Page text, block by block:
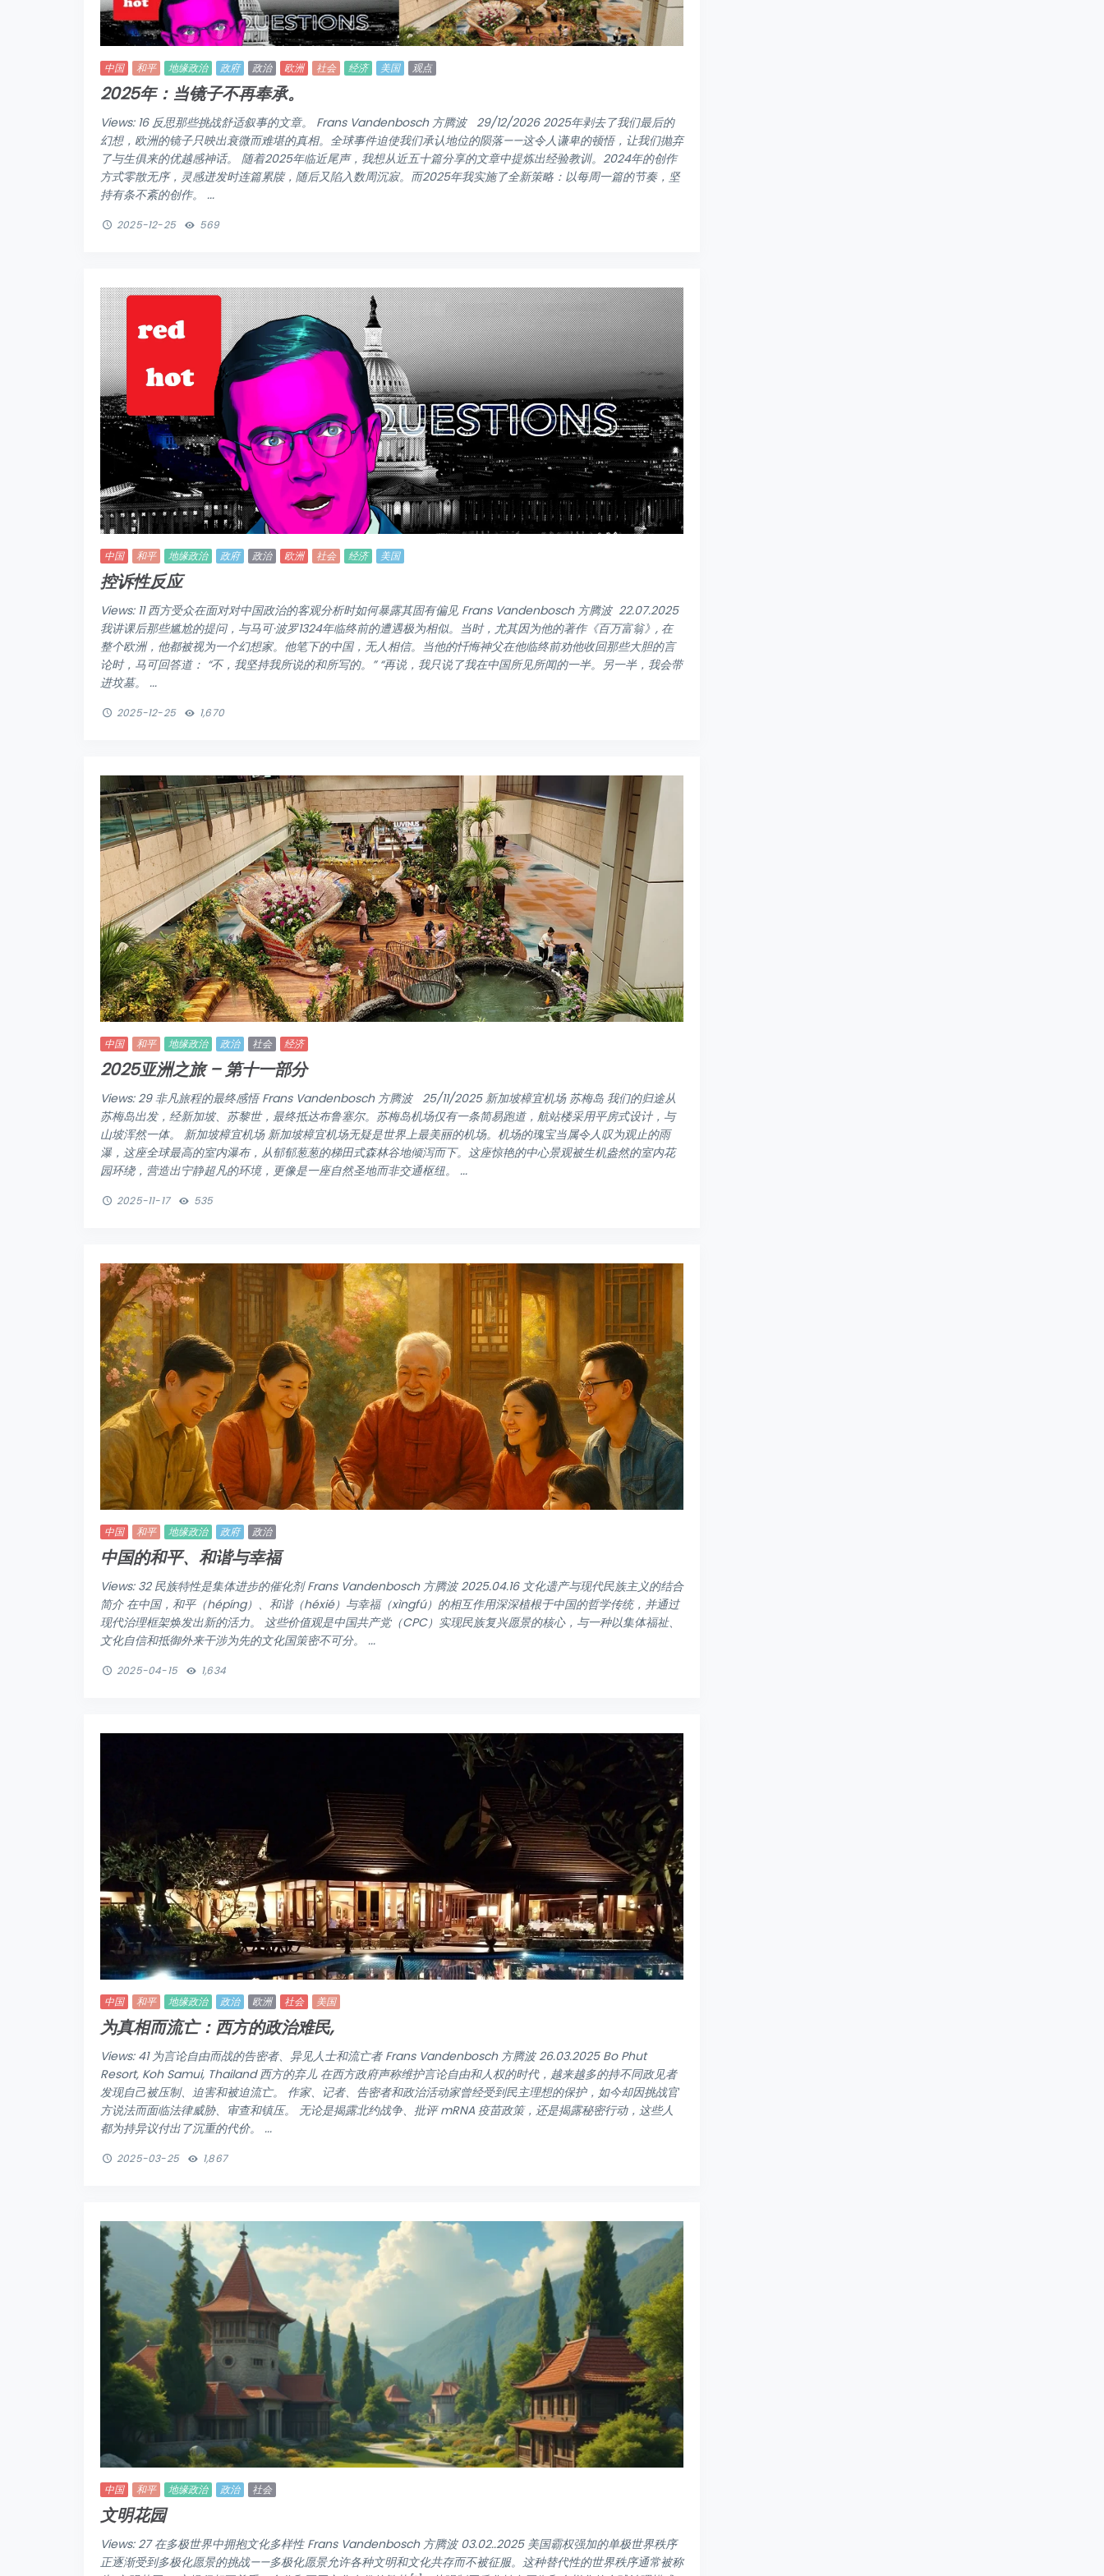
中国 和平 地缘政治 政府 政治 欧洲 社会 经济 美国 观点
2025年：当镜子不再奉承。
Views: 16 反思那些挑战舒适叙事的文章。 Frans Vandenbosch 方腾波 29/12/2026 2025年剥去了我们最后的
幻想，欧洲的镜子只映出衰微而难堪的真相。全球事件迫使我们承认地位的陨落——这令人谦卑的顿悟，让我们抛弃
了与生俱来的优越感神话。 随着2025年临近尾声，我想从近五十篇分享的文章中提炼出经验教训。2024年的创作
方式零散无序，灵感迸发时连篇累牍，随后又陷入数周沉寂。而2025年我实施了全新策略：以每周一篇的节奏，坚
持有条不紊的创作。 ...
2025-12-25 569
中国 和平 地缘政治 政府 政治 欧洲 社会 经济 美国
控诉性反应
Views: 11 西方受众在面对对中国政治的客观分析时如何暴露其固有偏见 Frans Vandenbosch 方腾波 22.07.2025
我讲课后那些尴尬的提问，与马可·波罗1324年临终前的遭遇极为相似。当时，尤其因为他的著作《百万富翁》, 在
整个欧洲，他都被视为一个幻想家。他笔下的中国，无人相信。当他的忏悔神父在他临终前劝他收回那些大胆的言
论时，马可回答道： “不，我坚持我所说的和所写的。” “再说，我只说了我在中国所见所闻的一半。另一半，我会带
进坟墓。 ...
2025-12-25 1,670
中国 和平 地缘政治 政治 社会 经济
2025亚洲之旅 – 第十一部分
Views: 29 非凡旅程的最终感悟 Frans Vandenbosch 方腾波 25/11/2025 新加坡樟宜机场 苏梅岛 我们的归途从
苏梅岛出发，经新加坡、苏黎世，最终抵达布鲁塞尔。苏梅岛机场仅有一条简易跑道，航站楼采用平房式设计，与
山坡浑然一体。 新加坡樟宜机场 新加坡樟宜机场无疑是世界上最美丽的机场。机场的瑰宝当属令人叹为观止的雨
瀑，这座全球最高的室内瀑布，从郁郁葱葱的梯田式森林谷地倾泻而下。这座惊艳的中心景观被生机盎然的室内花
园环绕，营造出宁静超凡的环境，更像是一座自然圣地而非交通枢纽。 ...
2025-11-17 535
中国 和平 地缘政治 政府 政治
中国的和平、和谐与幸福
Views: 32 民族特性是集体进步的催化剂 Frans Vandenbosch 方腾波 2025.04.16 文化遗产与现代民族主义的结合
简介 在中国，和平（hépíng）、和谐（héxié）与幸福（xìngfú）的相互作用深深植根于中国的哲学传统，并通过
现代治理框架焕发出新的活力。 这些价值观是中国共产党（CPC）实现民族复兴愿景的核心，与一种以集体福祉、
文化自信和抵御外来干涉为先的文化国策密不可分。 ...
2025-04-15 1,634
中国 和平 地缘政治 政治 欧洲 社会 美国
为真相而流亡：西方的政治难民,
Views: 41 为言论自由而战的告密者、异见人士和流亡者 Frans Vandenbosch 方腾波 26.03.2025 Bo Phut
Resort, Koh Samui, Thailand 西方的弃儿 在西方政府声称维护言论自由和人权的时代，越来越多的持不同政见者
发现自己被压制、迫害和被迫流亡。 作家、记者、告密者和政治活动家曾经受到民主理想的保护，如今却因挑战官
方说法而面临法律威胁、审查和镇压。 无论是揭露北约战争、批评 mRNA 疫苗政策，还是揭露秘密行动，这些人
都为持异议付出了沉重的代价。 ...
2025-03-25 1,867
中国 和平 地缘政治 政治 社会
文明花园
Views: 27 在多极世界中拥抱文化多样性 Frans Vandenbosch 方腾波 03.02..2025 美国霸权强加的单极世界秩序
正逐渐受到多极化愿景的挑战——多极化愿景允许各种文明和文化共存而不被征服。这种替代性的世界秩序通常被称